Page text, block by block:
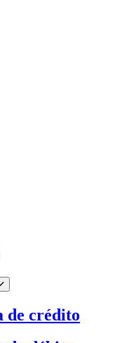
de crédito